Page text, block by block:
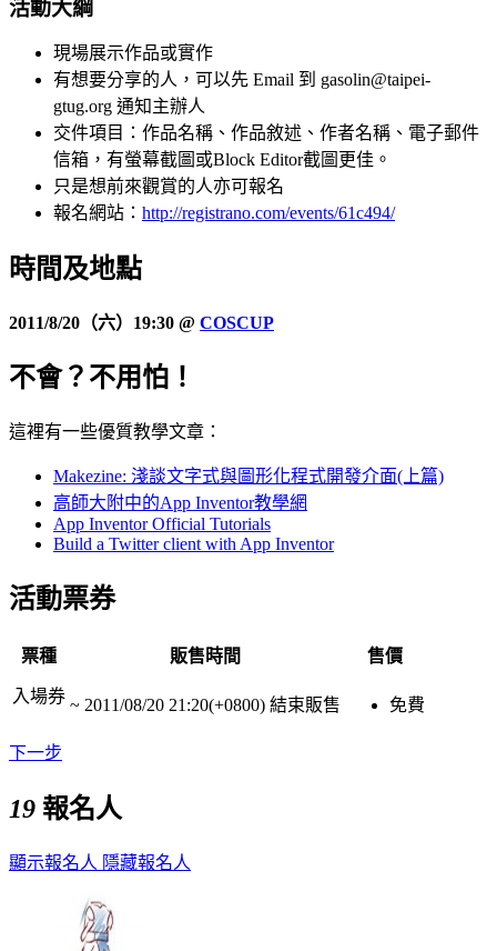
活動大綱
現場展示作品或實作
有想要分享的人，可以先 Email 到 gasolin@taipei-
gtug.org 通知主辦人
交件項目：作品名稱、作品敘述、作者名稱、電子郵件
信箱，有螢幕截圖或Block Editor截圖更佳。
只是想前來觀賞的人亦可報名
報名網站： http://registrano.com/events/61c494/
時間及地點
2011/8/20（六）19:30 @ COSCUP
不會？不用怕！
這裡有一些優質教學文章：
Makezine: 淺談文字式與圖形化程式開發介面(上篇)
高師大附中的App Inventor教學網
App Inventor Official Tutorials
Build a Twitter client with App Inventor
活動票券
票種 販售時間 售價
入場券 ~ 2011/08/20 21:20(+0800) 結束販售 免費
下一步
19 報名人
顯示報名人 隱藏報名人